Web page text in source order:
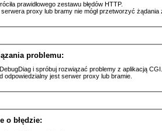
prawidłowego zestawu błędów HTTP.
proxy lub bramy nie mógł przetworzyć żądania
problemu:
i spróbuj rozwiązać problemy z aplikacją CGI.
odpowiedzialny jest serwer proxy lub bramie.
o błędzie: